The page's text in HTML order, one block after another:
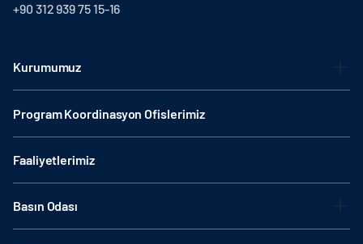
+90 312 939 75 15-16
Kurumumuz
Program Koordinasyon Ofislerimiz
Faaliyetlerimiz
Basın Odası